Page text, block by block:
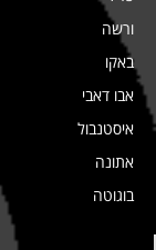
ורשה
באקו
אבו דאבי
איסטנבול
אתונה
בוגוטה